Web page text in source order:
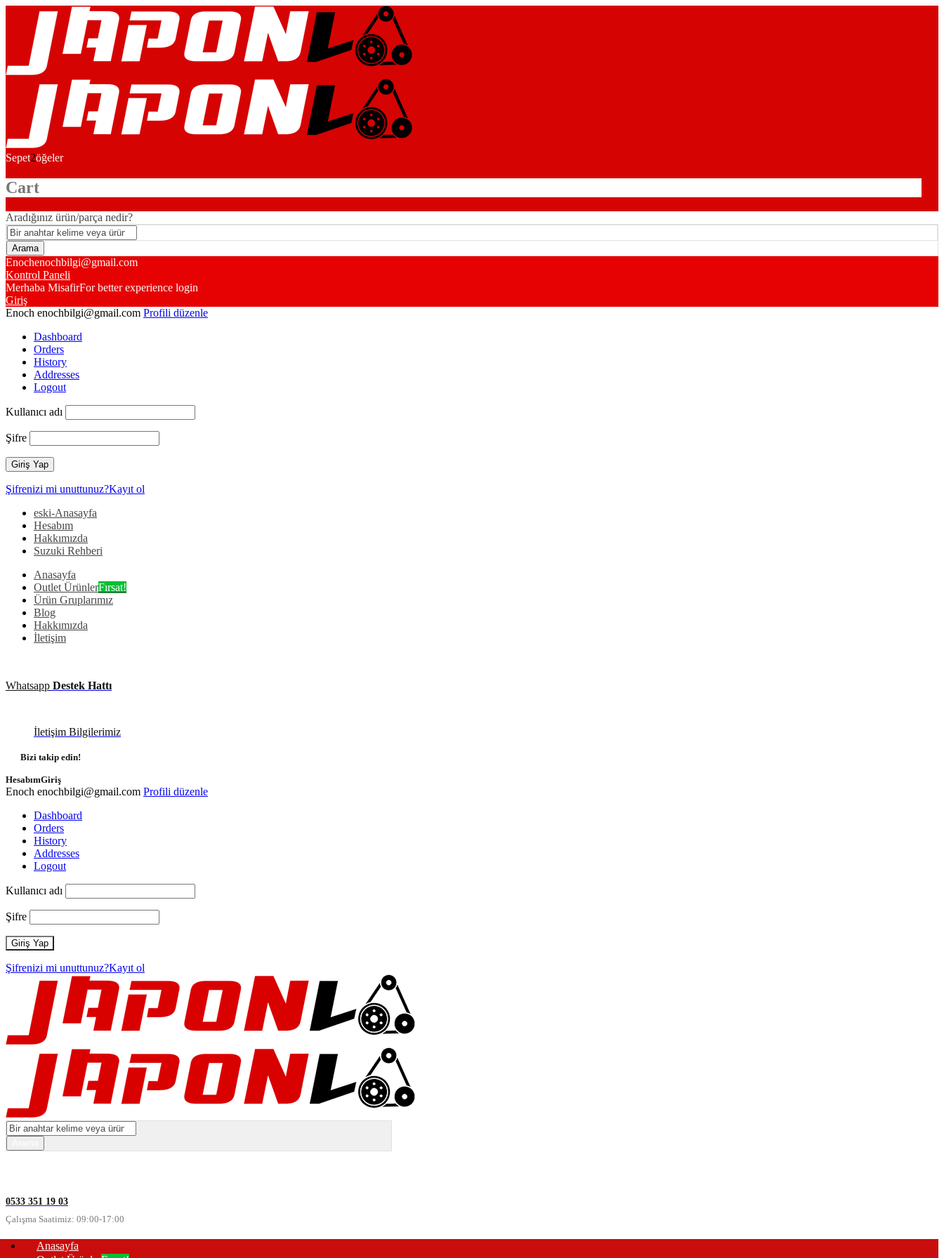
Sepet2öğeler
Cart
Aradığınız ürün/parça nedir?
Enochenochbilgi@gmail.com
Kontrol Paneli
Merhaba MisafirFor better experience login
Giriş
Enoch enochbilgi@gmail.com Profili düzenle
Dashboard
Orders
History
Addresses
Logout
Kullanıcı adı
Şifre
Şifrenizi mi unuttunuz?Kayıt ol
eski-Anasayfa
Hesabım
Hakkımızda
Suzuki Rehberi
Anasayfa
Outlet ÜrünlerFırsat!
Ürün Gruplarımız
Blog
Hakkımızda
İletişim
Whatsapp Destek Hattı
İletişim Bilgilerimiz
Bizi takip edin!
HesabımGiriş
Enoch enochbilgi@gmail.com Profili düzenle
Dashboard
Orders
History
Addresses
Logout
Kullanıcı adı
Şifre
Şifrenizi mi unuttunuz?Kayıt ol
0533 351 19 03
Çalışma Saatimiz: 09:00-17:00
Anasayfa